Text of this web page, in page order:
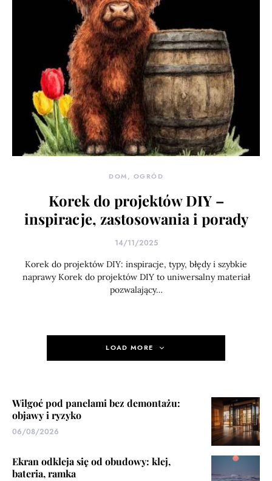
DOM, OGRÓD
Korek do projektów DIY –
inspiracje, zastosowania i porady
14/11/2025
Korek do projektów DIY: inspiracje, typy, błędy i szybkie
naprawy Korek do projektów DIY to uniwersalny materiał
pozwalający…
LOAD MORE
Wilgoć pod panelami bez demontażu:
objawy i ryzyko
06/08/2026
Ekran odkleja się od obudowy: klej,
bateria, ramka